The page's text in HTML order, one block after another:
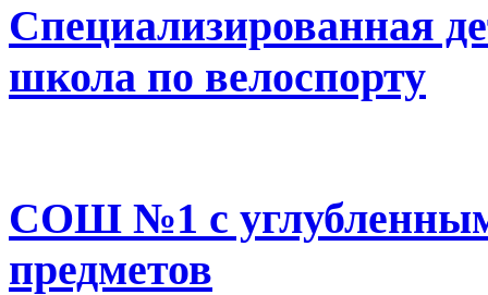
Специализированная
школа по велоспорту
СОШ №1 с
предметов